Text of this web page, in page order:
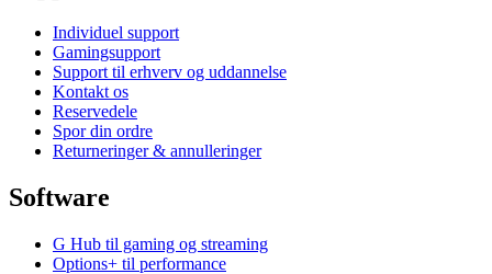
Individuel support
Gamingsupport
Support til erhverv og uddannelse
Kontakt os
Reservedele
Spor din ordre
Returneringer & annulleringer
Software
G Hub til gaming og streaming
Options+ til performance